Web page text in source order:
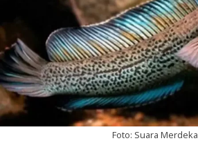
Foto: Suara Merdeka